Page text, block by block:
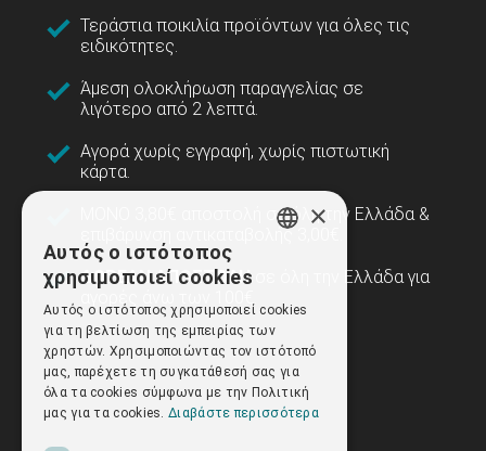
Τεράστια ποικιλία προϊόντων για όλες τις
ειδικότητες.
Άμεση ολοκλήρωση παραγγελίας σε
λιγότερο από 2 λεπτά.
Αγορά χωρίς εγγραφή, χωρίς πιστωτική
κάρτα.
ΜΟΝΟ 3,80€ αποστολή σε όλη την Ελλάδα &
επιβάρυνση αντικαταβολής 3,00€.
ΔΩΡΕΑΝ ΑΠΟΣΤΟΛΗ
σε όλη την Ελλάδα για
αγορές άνω των 100€.
×
Αυτός ο ιστότοπος
χρησιμοποιεί cookies
Αυτός ο ιστότοπος χρησιμοποιεί cookies
για τη βελτίωση της εμπειρίας των
χρηστών. Χρησιμοποιώντας τον ιστότοπό
μας, παρέχετε τη συγκατάθεσή σας για
όλα τα cookies σύμφωνα με την Πολιτική
μας για τα cookies. Διαβάστε περισσότερα